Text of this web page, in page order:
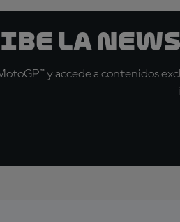
la
y accede a contenidos